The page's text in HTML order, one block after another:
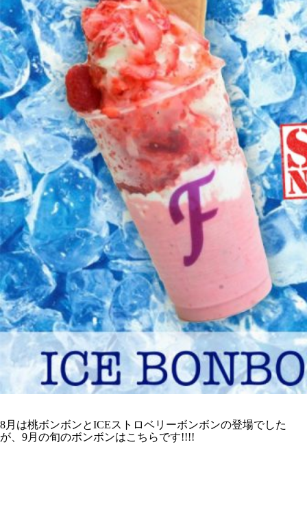
8月は桃ボンボンとICEストロベリーボンボンの登場でした
が、9月の旬のボンボンはこちらです!!!!